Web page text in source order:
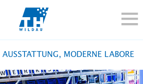
TH-
TRANSFER
AUSSTATTUNG, MODERNE LABORE